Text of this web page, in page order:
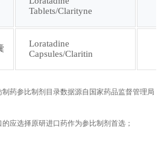
Tablets/Clarityne
Loratadine
Capsules/Claritin
药参比制剂目录数据源自国家药品监督管理局
应选择原研进口药作为参比制剂首选；